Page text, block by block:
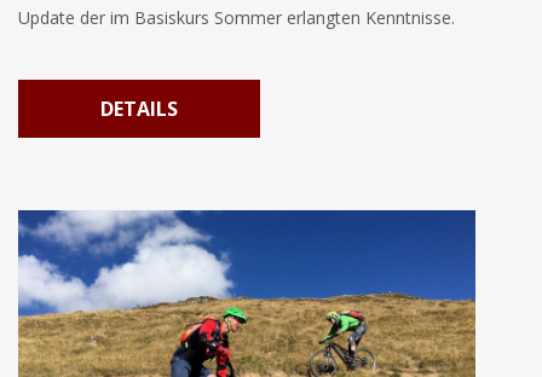
Update der im Basiskurs Sommer erlangten Kenntnisse.
DETAILS